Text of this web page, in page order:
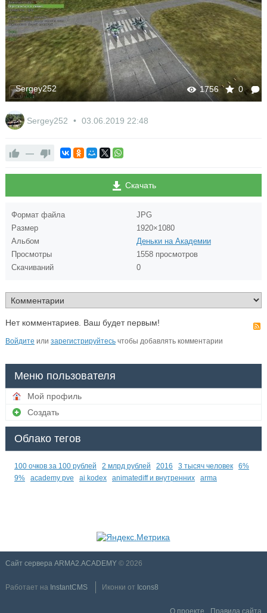
1756 0
Sergey252
Sergey252 03.06.2019 22:48
—
Скачать
Формат файла
JPG
Размер
1920×1080
Альбом
Деньки на Академии
Просмотры
1558 просмотров
Скачиваний
0
Нет комментариев. Ваш будет первым!
Войдите или зарегистрируйтесьчтобы добавлять комментарии
Меню пользователя
Мой профиль
Создать
Облако тегов
100 очков за 100 рублей 2 млрд рублей 2016 3 тысяч человек
6%
9%
academy pve ai kodex animatediff и внутренних arma
Сайт сервера ARMA2.ACADEMY© 2026
Работает на InstantCMS Иконки от Icons8